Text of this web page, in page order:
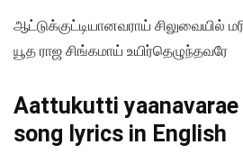
ஆட்டுக்குட்டியானவராய் சிலுவையில்
யூத ராஜ சிங்கமாய் உயிர்தெழுந்தவரே
Aattukutti yaanavarae
song lyrics in English